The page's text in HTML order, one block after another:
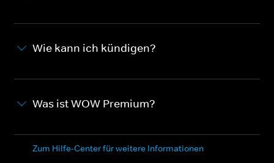
Wie kann ich kündigen?
Was ist WOW Premium?
Zum Hilfe-Center für weitere Informationen